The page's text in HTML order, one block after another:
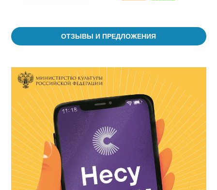
ОТЗЫВЫ И ПРЕДЛОЖЕНИЯ